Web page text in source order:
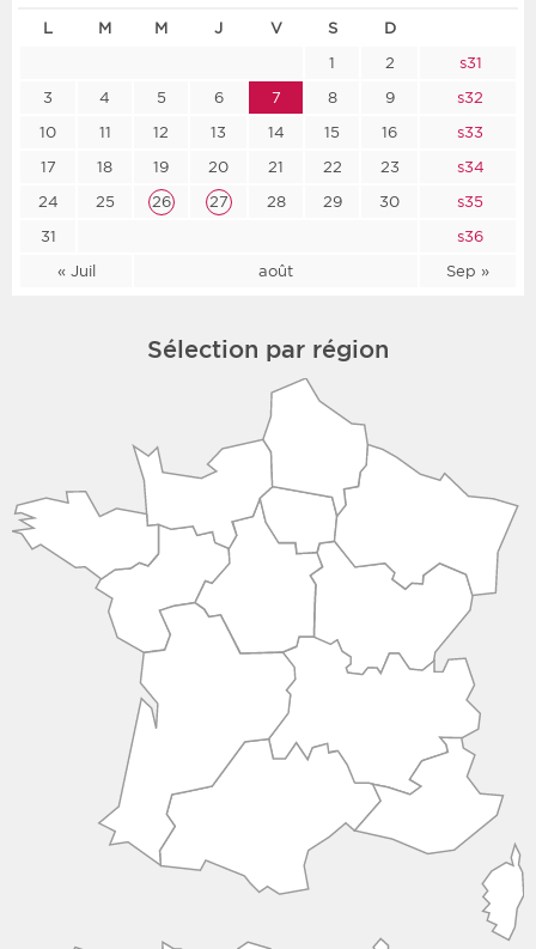
L M M J V S D
« Juil août Sep »
1 2
s31
3
4 5 6 7 8 9
s32
10
11 12 13 14 15 16
s33
17
18 19 20 21 22 23
s34
24
25 26 27 28 29 30
s35
31
s36
Sélection par région